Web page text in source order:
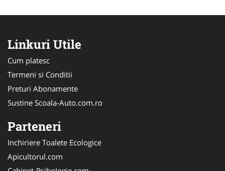
Linkuri Utile
Cum platesc
Termeni si Conditii
Preturi Abonamente
Sustine Scoala-Auto.com.ro
Parteneri
Inchiriere Toalete Ecologice
Apicultorul.com